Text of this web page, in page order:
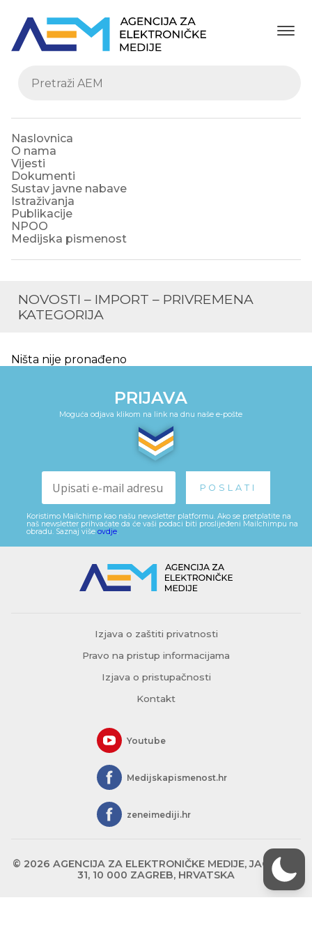
Naslovnica
O nama
Vijesti
Dokumenti
Sustav javne nabave
Istraživanja
Publikacije
NPOO
Medijska pismenost
NOVOSTI – IMPORT – PRIVREMENA
KATEGORIJA
Ništa nije pronađeno
PRIJAVA
Moguća odjava klikom na link na dnu naše e-pošte
Koristimo Mailchimp kao našu newsletter platformu. Ako se pretplatite na
naš newsletter prihvaćate da će vaši podaci biti proslijeđeni Mailchimpu na
obradu. Saznaj više ovdje.
Izjava o zaštiti privatnosti
Pravo na pristup informacijama
Izjava o pristupačnosti
Kontakt
Youtube
Medijskapismenost.hr
zeneimediji.hr
© 2026 AGENCIJA ZA ELEKTRONIČKE MEDIJE, JAGIĆEVA
31, 10 000 ZAGREB, HRVATSKA